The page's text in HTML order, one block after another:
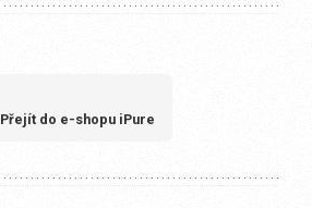
Přejít do e-shopu iPure